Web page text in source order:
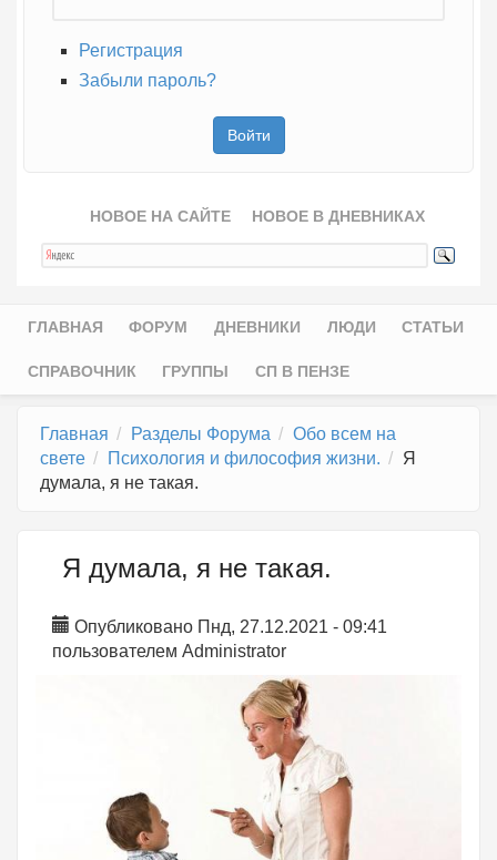
Регистрация
Забыли пароль?
НОВОЕ НА САЙТЕ НОВОЕ В ДНЕВНИКАХ
Главное меню
ГЛАВНАЯ ФОРУМ ДНЕВНИКИ ЛЮДИ СТАТЬИ
СПРАВОЧНИК ГРУППЫ СП В ПЕНЗЕ
Главная Разделы Форума
Обо всем на
свете
Психология и философия жизни.
Я
думала, я не такая.
Я думала, я не такая.
Опубликовано Пнд, 27.12.2021 - 09:41
пользователем Administrator